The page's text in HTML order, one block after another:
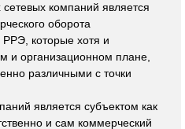
компаний является
оборота
которые хотя и
и организационном плане,
различными с точки
является субъектом как
и сам коммерческий